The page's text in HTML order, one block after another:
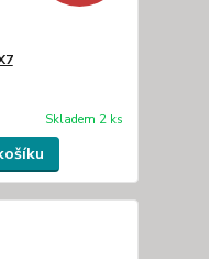
Skladem 2 ks